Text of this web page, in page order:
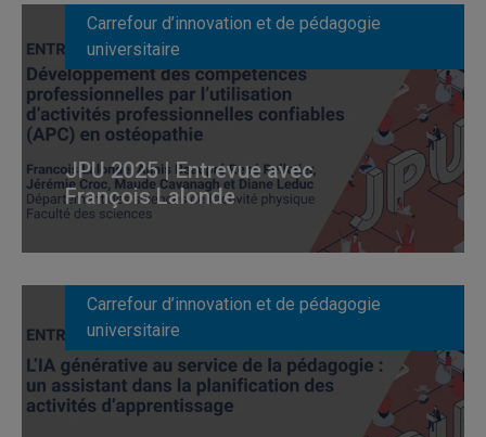
Carrefour d’innovation et de pédagogie
universitaire
JPU 2025 | Entrevue avec
François Lalonde
Carrefour d’innovation et de pédagogie
universitaire